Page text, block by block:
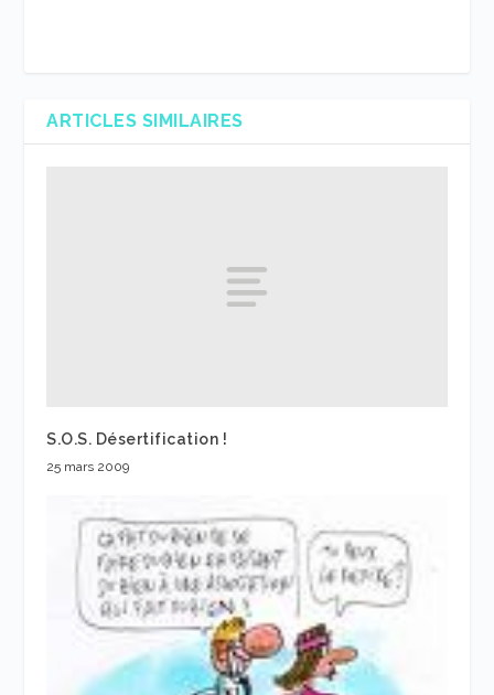
ARTICLES SIMILAIRES
S.O.S. Désertification !
25 mars 2009